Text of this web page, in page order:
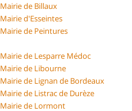
Mairie de Billaux
Mairie d'Esseintes
Mairie de Peintures
Mairie de Lesparre Médoc
Mairie de Libourne
Mairie de Lignan de Bordeaux
Mairie de Listrac de Durèze
Mairie de Lormont